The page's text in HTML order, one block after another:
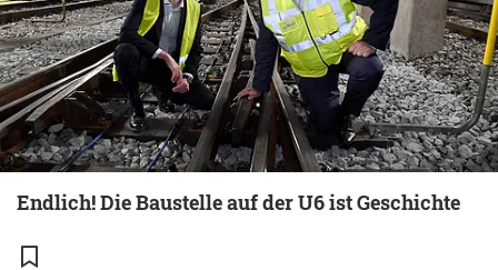
Endlich! Die Baustelle auf der U6 ist Geschichte